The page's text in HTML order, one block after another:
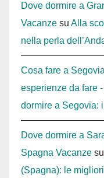
Dove dormire a
Vacanze su Alla
nella perla
Cosa fare a
esperienze da fare
dormire a Segovia:
Dove dormire a
Spagna Vacanze su
(Spagna): le